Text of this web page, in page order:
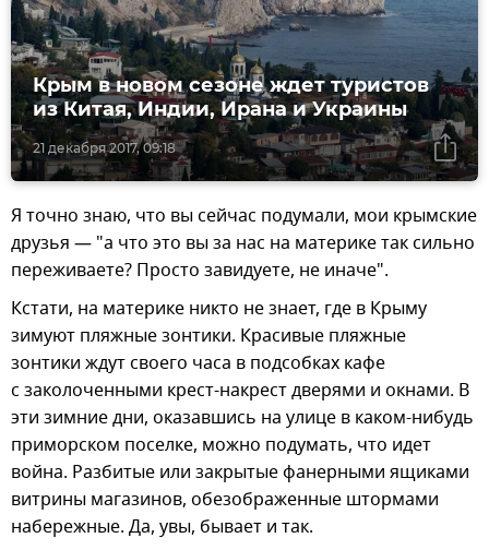
21 декабря 2017, 09:18
Крым в новом сезоне ждет туристов
из Китая, Индии, Ирана и Украины
Я точно знаю, что вы сейчас подумали, мои крымские
друзья — "а что это вы за нас на материке так сильно
переживаете? Просто завидуете, не иначе".
Кстати, на материке никто не знает, где в Крыму
зимуют пляжные зонтики. Красивые пляжные
зонтики ждут своего часа в подсобках кафе
с заколоченными крест-накрест дверями и окнами. В
эти зимние дни, оказавшись на улице в каком-нибудь
приморском поселке, можно подумать, что идет
война. Разбитые или закрытые фанерными ящиками
витрины магазинов, обезображенные штормами
набережные. Да, увы, бывает и так.